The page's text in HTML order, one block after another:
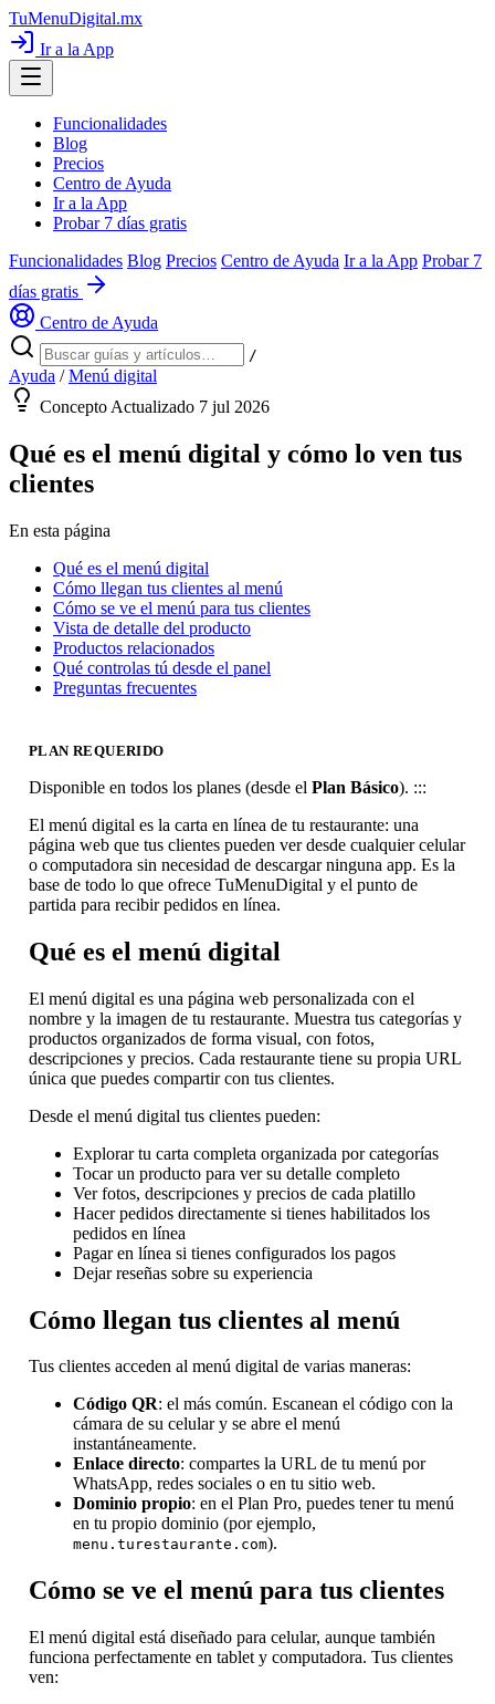
TuMenuDigital.mx
Ir a la App
Funcionalidades
Blog
Precios
Centro de Ayuda
Ir a la App
Probar 7 días gratis
Funcionalidades Blog Precios Centro de Ayuda Ir a la App Probar 7
días gratis
Centro de Ayuda
/
Ayuda / Menú digital
Concepto Actualizado 7 jul 2026
Qué es el menú digital y cómo lo ven tus
clientes
En esta página
Qué es el menú digital
Cómo llegan tus clientes al menú
Cómo se ve el menú para tus clientes
Vista de detalle del producto
Productos relacionados
Qué controlas tú desde el panel
Preguntas frecuentes
PLAN REQUERIDO
Disponible en todos los planes (desde el Plan Básico). :::
El menú digital es la carta en línea de tu restaurante: una
página web que tus clientes pueden ver desde cualquier celular
o computadora sin necesidad de descargar ninguna app. Es la
base de todo lo que ofrece TuMenuDigital y el punto de
partida para recibir pedidos en línea.
Qué es el menú digital
El menú digital es una página web personalizada con el
nombre y la imagen de tu restaurante. Muestra tus categorías y
productos organizados de forma visual, con fotos,
descripciones y precios. Cada restaurante tiene su propia URL
única que puedes compartir con tus clientes.
Desde el menú digital tus clientes pueden:
Explorar tu carta completa organizada por categorías
Tocar un producto para ver su detalle completo
Ver fotos, descripciones y precios de cada platillo
Hacer pedidos directamente si tienes habilitados los
pedidos en línea
Pagar en línea si tienes configurados los pagos
Dejar reseñas sobre su experiencia
Cómo llegan tus clientes al menú
Tus clientes acceden al menú digital de varias maneras:
Código QR: el más común. Escanean el código con la
cámara de su celular y se abre el menú
instantáneamente.
Enlace directo: compartes la URL de tu menú por
WhatsApp, redes sociales o en tu sitio web.
Dominio propio: en el Plan Pro, puedes tener tu menú
en tu propio dominio (por ejemplo,
menu.turestaurante.com).
Cómo se ve el menú para tus clientes
El menú digital está diseñado para celular, aunque también
funciona perfectamente en tablet y computadora. Tus clientes
ven: